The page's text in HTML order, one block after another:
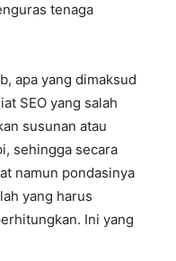
tenaga
apa yang dimaksud
SEO yang salah
susunan atau
sehingga secara
namun pondasinya
yang harus
Ini yang